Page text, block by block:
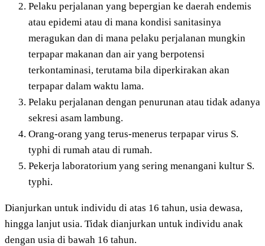
Pelaku perjalanan yang bepergian ke daerah endemis
atau epidemi atau di mana kondisi sanitasinya
meragukan dan di mana pelaku perjalanan mungkin
terpapar makanan dan air yang berpotensi
terkontaminasi, terutama bila diperkirakan akan
terpapar dalam waktu lama.
Pelaku perjalanan dengan penurunan atau tidak adanya
sekresi asam lambung.
Orang-orang yang terus-menerus terpapar virus S.
typhi di rumah atau di rumah.
Pekerja laboratorium yang sering menangani kultur S.
typhi.
Dianjurkan untuk individu di atas 16 tahun, usia dewasa,
hingga lanjut usia. Tidak dianjurkan untuk individu anak
dengan usia di bawah 16 tahun.